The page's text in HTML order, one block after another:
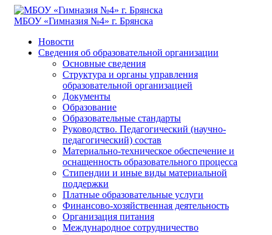
МБОУ «Гимназия №4» г. Брянска
Новости
Сведения об образовательной организации
Основные сведения
Структура и органы управления
образовательной организацией
Документы
Образование
Образовательные стандарты
Руководство. Педагогический (научно-
педагогический) состав
Материально-техническое обеспечение и
оснащенность образовательного процесса
Стипендии и иные виды материальной
поддержки
Платные образовательные услуги
Финансово-хозяйственная деятельность
Организация питания
Международное сотрудничество